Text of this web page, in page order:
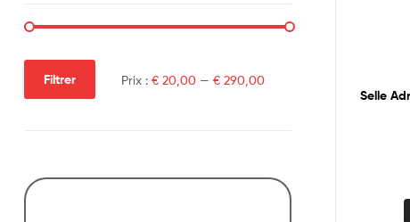
Selle
Filtrer Prix :€ 20,00 —€ 290,00